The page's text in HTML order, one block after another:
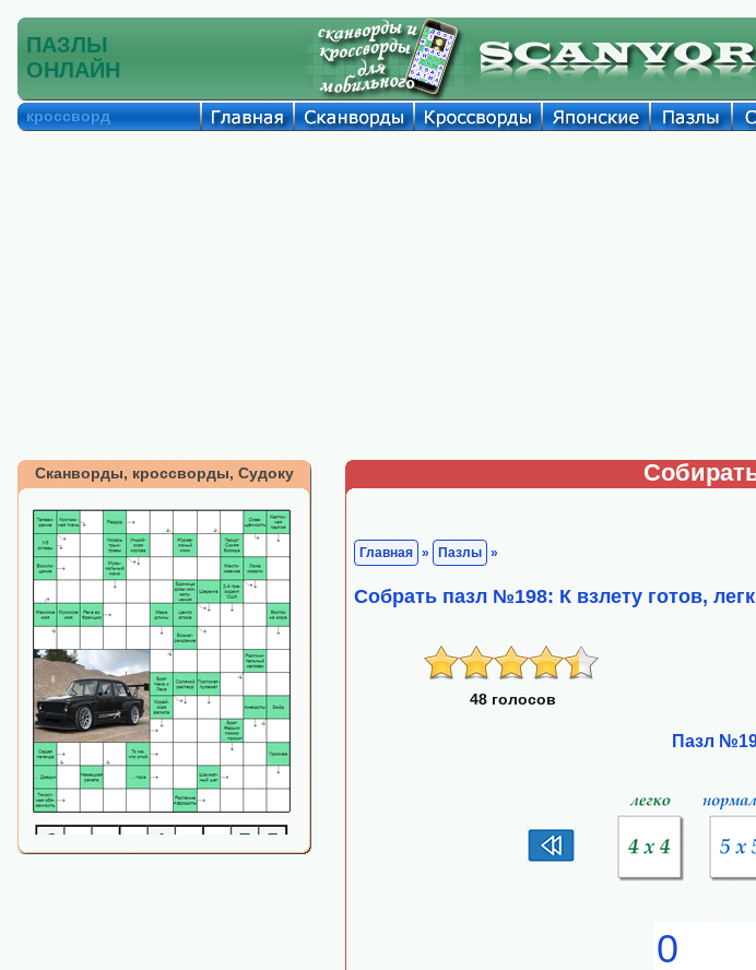
ПАЗЛЫ
ОНЛАЙН
кроссворд
Сканворды, кроссворды, Судоку
Главная » Пазлы »
Собрать пазл №198: К взлету готов,
48 голосов
Пазл